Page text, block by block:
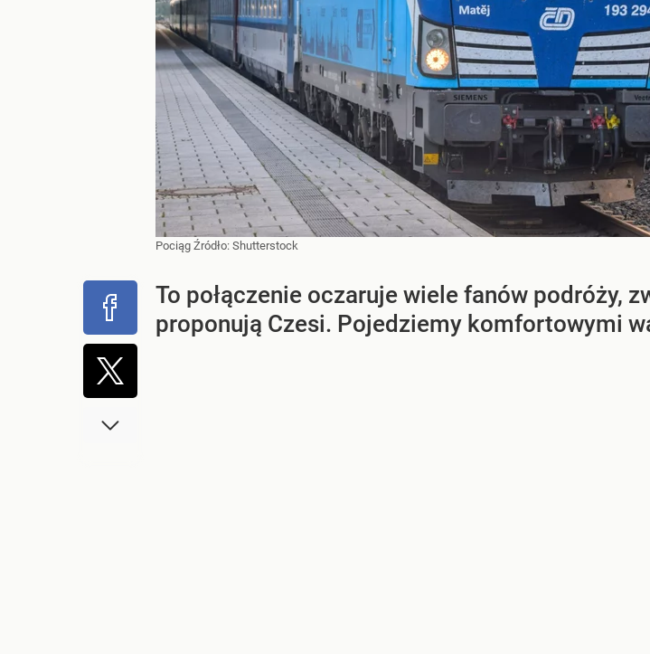
Pociąg Źródło: Shutterstock
To połączenie oczaruje wiele fanów podróży,
proponują Czesi. Pojedziemy komfortowymi